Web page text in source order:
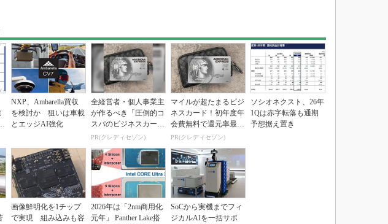
NXP、Ambarella買収
を検討か 狙いは車載
とエッジAI強化
全経営者・個人事業主
が作るべき「圧倒的コ
スパのビジネスカー
ド」
PR(クレディセゾン)
マイルが超たまるビジ
ネスカード！初年度年
会費無料で還元率最大
1.125%
PR(クレディセゾン)
ソシオネクスト、26年
1Qは赤字転落も通期
予想据え置き
画像鮮明化を1チップ
で実現 組み込みも容
2026年は「2nm商用化
元年」 Panther Lake搭
SoCから実機までフィ
ジカルAIを一括サポ